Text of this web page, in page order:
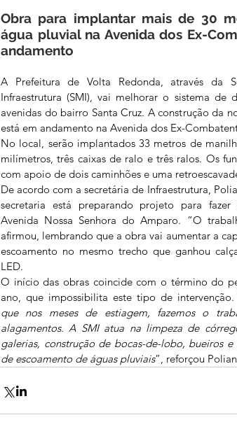
Obra para implantar mais de 30
água pluvial na Avenida dos Ex-
andamento
A Prefeitura de Volta Redonda, através da
Infraestrutura (SMI), vai melhorar o sistema de
avenidas do bairro Santa Cruz. A construção da
está em andamento na Avenida dos Ex-
No local, serão implantados 33 metros de
milímetros, três caixas de ralo e três ralos. Os
com apoio de dois caminhões e uma
De acordo com a secretária de Infraestrutura,
secretaria está preparando projeto para
Avenida Nossa Senhora do Amparo. “O
afirmou, lembrando que a obra vai aumentar a
escoamento no mesmo trecho que ganhou
LED.
O início das obras coincide com o término do
ano, que impossibilita este tipo de intervenção.
que nos meses de estiagem, fazemos o
alagamentos. A SMI atua na limpeza de
galerias, construção de bocas-de-lobo, bueiros
de escoamento de águas pluviais”, reforçou